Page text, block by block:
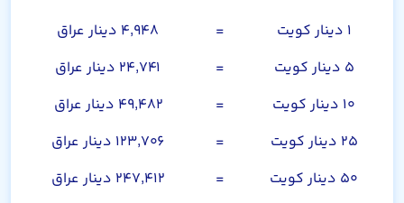
۱ دینار کویت =
۴,۹۴۸ دینار عراق
۵ دینار کویت
=
۲۴,۷۴۱ دینار عراق
۱۰ دینار کویت
=
۴۹,۴۸۲ دینار عراق
۲۵ دینار کویت
=
۱۲۳,۷۰۶ دینار عراق
۵۰ دینار کویت
=
۲۴۷,۴۱۲ دینار عراق